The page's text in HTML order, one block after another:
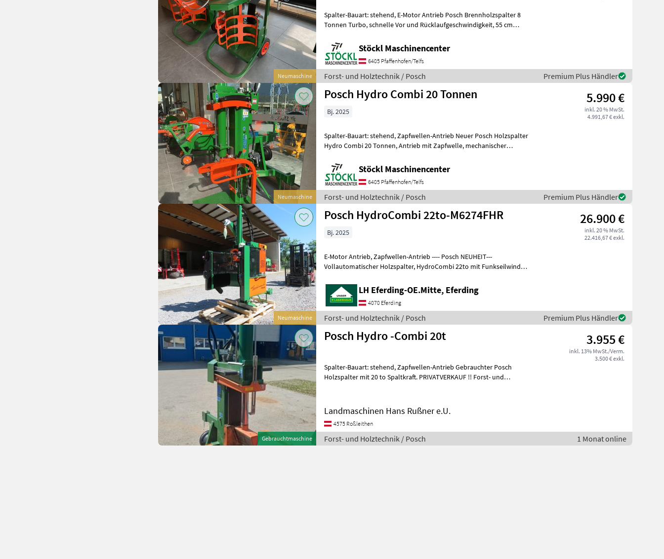
Neumaschine
Spalter-Bauart: stehend, E-Motor Antrieb Posch Brennholzspalter 8
Tonnen Turbo, schnelle Vor und Rücklaufgeschwindigkeit, 55 cm
Stöckl Maschinencenter
6405 Pfaffenhofen/Telfs
Forst- und Holztechnik / Posch Premium Plus Händler
Neumaschine
Posch Hydro Combi 20 Tonnen 5.990 €
inkl. 20 % MwSt.
4.991,67 € exkl.
Bj. 2025
Spalter-Bauart: stehend, Zapfwellen-Antrieb Neuer Posch Holzspalter
Hydro Combi 20 Tonnen, Antrieb mit Zapfwelle, mechanischer
Stöckl Maschinencenter
6405 Pfaffenhofen/Telfs
Forst- und Holztechnik / Posch Premium Plus Händler
Neumaschine
Posch HydroCombi 22to-M6274FHR 26.900 €
inkl. 20 % MwSt.
22.416,67 € exkl.
Bj. 2025
E-Motor Antrieb, Zapfwellen-Antrieb ---- Posch NEUHEIT---
Vollautomatischer Holzspalter, HydroCombi 22to mit Funkseilwinde
LH Eferding-OE.Mitte, Eferding
4070 Eferding
Forst- und Holztechnik / Posch Premium Plus Händler
Gebrauchtmaschine
Posch Hydro -Combi 20t 3.955 €
inkl. 13% MwSt./Verm.
3.500 € exkl.
Spalter-Bauart: stehend, Zapfwellen-Antrieb Gebrauchter Posch
Holzspalter mit 20 to Spaltkraft. PRIVATVERKAUF !! Forst- und
Landmaschinen Hans Rußner e.U.
4575 Roßleithen
Forst- und Holztechnik / Posch 1 Monat online